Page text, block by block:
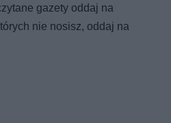
gazety oddaj na
nie nosisz, oddaj na